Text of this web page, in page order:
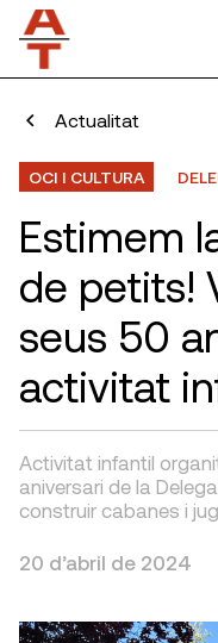
Actualitat
OCI I CULTURA
Estimem
de petits!
seus 50
activitat
Activitat infantil
aniversari de la
construir cabanes i
20 d’abril de 2024